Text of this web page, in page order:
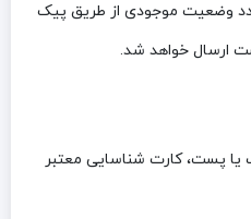
وضعیت موجودی از طریق پیک
ارسال خواهد شد.
پست، کارت شناسایی معتبر